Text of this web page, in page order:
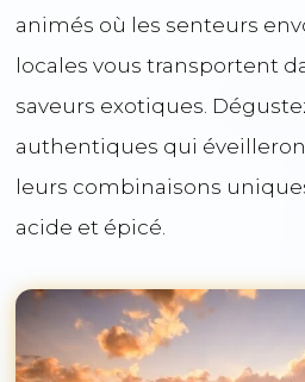
animés où les senteurs
locales vous transportent
saveurs exotiques.
authentiques qui
leurs combinaisons
acide et épicé.